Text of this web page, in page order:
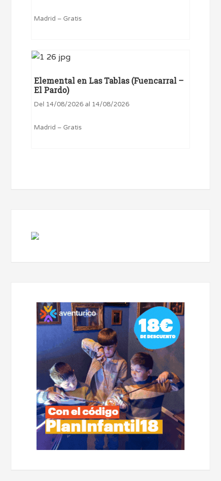
Madrid – Gratis
Elemental en Las Tablas (Fuencarral –
El Pardo)
Del 14/08/2026 al 14/08/2026
Madrid – Gratis